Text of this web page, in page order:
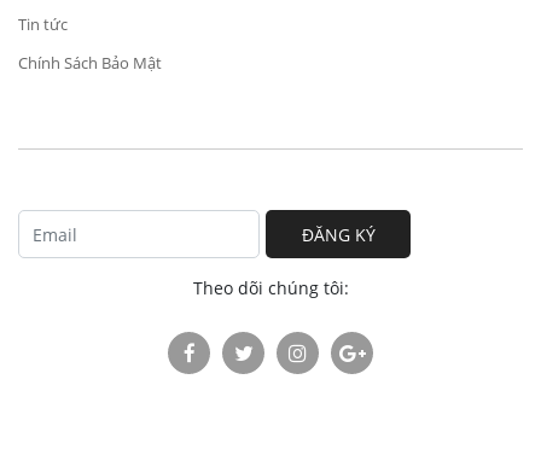
Tin tức
Chính Sách Bảo Mật
ĐĂNG KÝ
Theo dõi chúng tôi: